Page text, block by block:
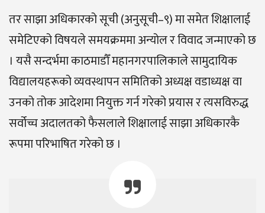
तर साझा अधिकारको सूची (अनुसूची–९) मा समेत शिक्षालाई
समेटिएको विषयले समयक्रममा अन्योल र विवाद जन्माएको छ
। यसै सन्दर्भमा काठमाडौँ महानगरपालिकाले सामुदायिक
विद्यालयहरूको व्यवस्थापन समितिको अध्यक्ष वडाध्यक्ष वा
उनको तोक आदेशमा नियुक्त गर्न गरेको प्रयास र त्यसविरुद्ध
सर्वोच्च अदालतको फैसलाले शिक्षालाई साझा अधिकारकै
रूपमा परिभाषित गरेको छ ।